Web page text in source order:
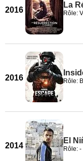
2016
La
Rôle:
2016 Rôle:
2014
El
Rôle: -